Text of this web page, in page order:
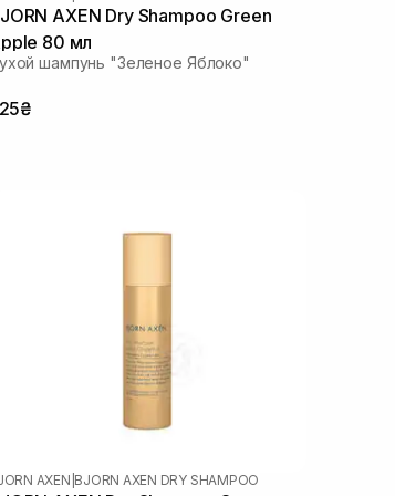
AXEN Dry Shampoo Green
80 мл
шампунь "Зеленое Яблоко"
AXEN BJORN AXEN DRY SHAMPOO